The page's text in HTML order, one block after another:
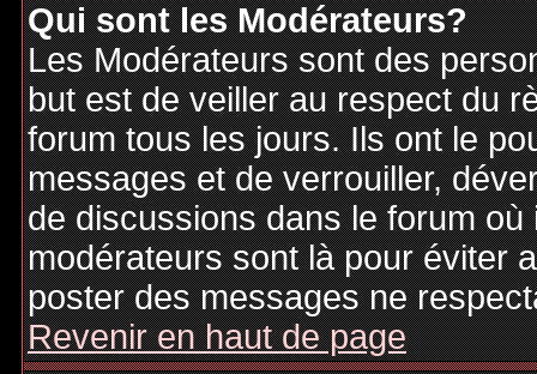
Qui sont les Modérateurs?
Les Modérateurs sont des
but est de veiller au respect du
forum tous les jours. Ils ont le
messages et de verrouiller,
de discussions dans le forum
modérateurs sont là pour éviter
poster des messages ne
Revenir en haut de page